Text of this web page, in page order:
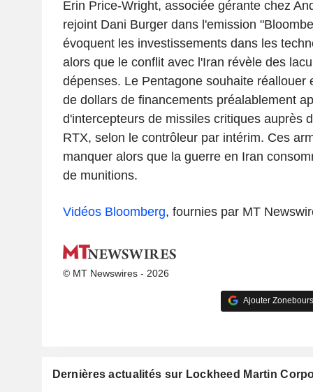
Erin Price-Wright, associée gérante chez
rejoint Dani Burger dans l'emission
évoquent les investissements dans les
alors que le conflit avec l'Iran révèle des
dépenses. Le Pentagone souhaite réallouer
de dollars de financements préalablement
d'intercepteurs de missiles critiques auprès
RTX, selon le contrôleur par intérim. Ces
manquer alors que la guerre en Iran
de munitions.
Vidéos Bloomberg, fournies par MT
© MT Newswires - 2026
Ajouter
Dernières actualités sur Lockheed Martin